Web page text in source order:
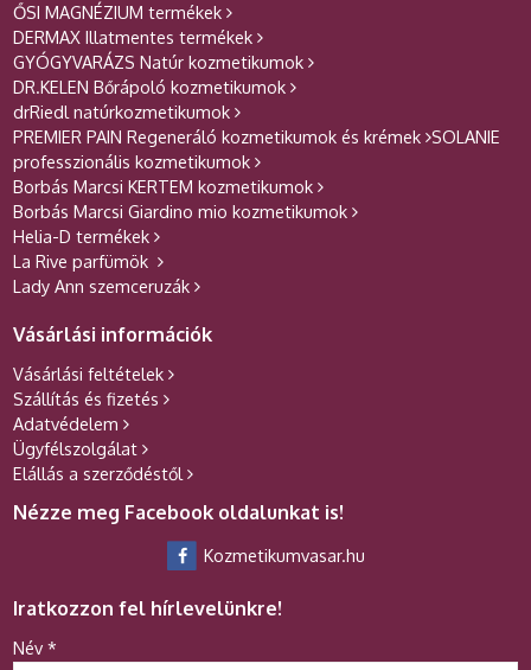
ŐSI MAGNÉZIUM termékek
DERMAX Illatmentes termékek
GYÓGYVARÁZS Natúr kozmetikumok
DR.KELEN Bőrápoló kozmetikumok
drRiedl natúrkozmetikumok
PREMIER PAIN Regeneráló kozmetikumok és krémek SOLANIE
professzionális kozmetikumok
Borbás Marcsi KERTEM kozmetikumok
Borbás Marcsi Giardino mio kozmetikumok
Helia-D termékek
La Rive parfümök
Lady Ann szemceruzák
Vásárlási információk
Vásárlási feltételek
Szállítás és fizetés
Adatvédelem
Ügyfélszolgálat
Elállás a szerződéstől
Nézze meg Facebook oldalunkat is!
Kozmetikumvasar.hu
Iratkozzon fel hírlevelünkre!
-
Név *